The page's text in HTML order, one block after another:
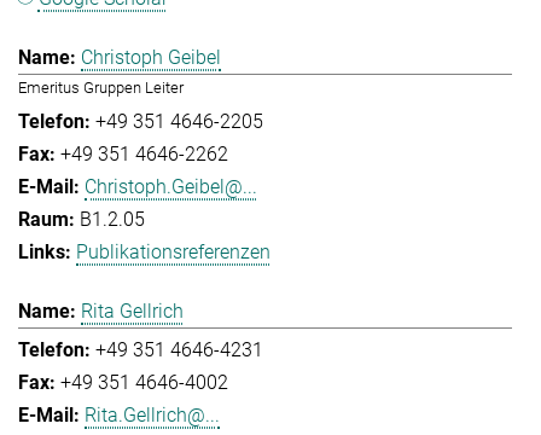
Christoph Geibel
Emeritus Gruppen Leiter
+49 351 4646-2205
+49 351 4646-2262
Christoph.Geibel@...
B1.2.05
Publikationsreferenzen
Rita Gellrich
+49 351 4646-4231
+49 351 4646-4002
Rita.Gellrich@...